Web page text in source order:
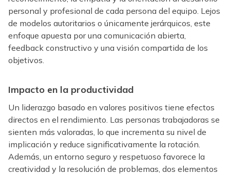
personal y profesional de cada persona del equipo. Lejos
de modelos autoritarios o únicamente jerárquicos, este
enfoque apuesta por una comunicación abierta,
feedback constructivo y una visión compartida de los
objetivos.
Impacto en la productividad
Un liderazgo basado en valores positivos tiene efectos
directos en el rendimiento. Las personas trabajadoras se
sienten más valoradas, lo que incrementa su nivel de
implicación y reduce significativamente la rotación.
Además, un entorno seguro y respetuoso favorece la
creatividad y la resolución de problemas, dos elementos